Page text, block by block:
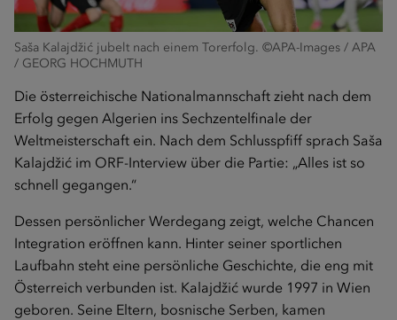
Saša Kalajdžić jubelt nach einem Torerfolg. ©APA-Images / APA
/ GEORG HOCHMUTH
Die österreichische Nationalmannschaft zieht nach dem
Erfolg gegen Algerien ins Sechzentelfinale der
Weltmeisterschaft ein. Nach dem Schlusspfiff sprach Saša
Kalajdžić im ORF-Interview über die Partie: „Alles ist so
schnell gegangen.“
Dessen persönlicher Werdegang zeigt, welche Chancen
Integration eröffnen kann. Hinter seiner sportlichen
Laufbahn steht eine persönliche Geschichte, die eng mit
Österreich verbunden ist. Kalajdžić wurde 1997 in Wien
geboren. Seine Eltern, bosnische Serben, kamen